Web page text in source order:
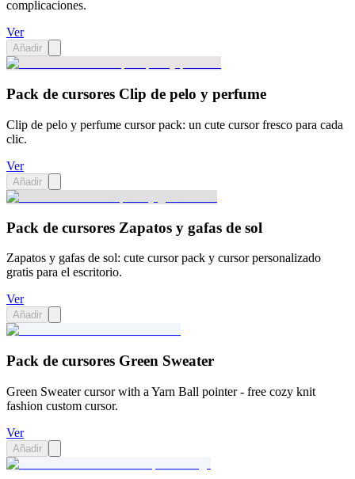
complicaciones.
Ver
Añadir
Pack de cursores Clip de pelo y perfume
Clip de pelo y perfume cursor pack: un cute cursor fresco para cada
clic.
Ver
Añadir
Pack de cursores Zapatos y gafas de sol
Zapatos y gafas de sol: cute cursor pack y cursor personalizado
gratis para el escritorio.
Ver
Añadir
Pack de cursores Green Sweater
Green Sweater cursor with a Yarn Ball pointer - free cozy knit
fashion custom cursor.
Ver
Añadir